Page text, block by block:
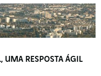
ambiciosa: conseguir uma
[…]
UMA RESPOSTA ÁGIL